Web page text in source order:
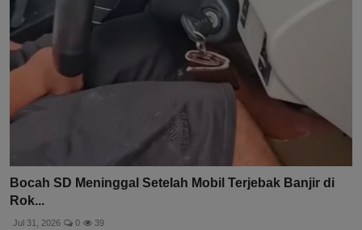
Bocah SD Meninggal Setelah Mobil Terjebak Banjir di
Rok...
Jul 31, 2026 0 39